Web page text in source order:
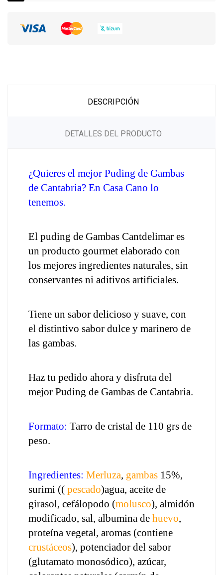
DESCRIPCIÓN
DETALLES DEL PRODUCTO
¿Quieres el mejor Puding de Gambas
de Cantabria? En Casa Cano lo
tenemos.
El puding de Gambas Cantdelimar es
un producto gourmet elaborado con
los mejores ingredientes naturales, sin
conservantes ni aditivos artificiales.
Tiene un sabor delicioso y suave, con
el distintivo sabor dulce y marinero de
las gambas.
Haz tu pedido ahora y disfruta del
mejor Puding de Gambas de Cantabria.
Formato: Tarro de cristal de 110 grs de
peso.
Ingredientes: Merluza, gambas 15%,
surimi (( pescado)agua, aceite de
girasol, cefálopodo (molusco), almidón
modificado, sal, albumina de huevo,
crustáceos), potenciador del sabor
(glutamato monosódico), azúcar,